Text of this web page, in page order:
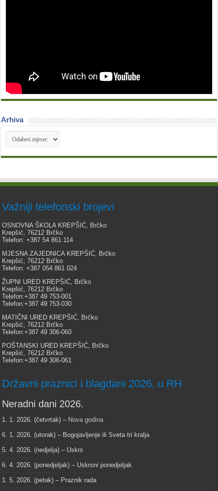
Arhiva
Arhiva
Važniji telefonski brojevi
OSNOVNA ŠKOLA KREPŠIĆ, Brčko
Krepšić, 76212 Brčko
Telefon: +387 54 861 114
MJESNA ZAJEDNICA KREPŠIĆ, Brčko
Krepšić, 76212 Brčko
Telefon: +387 054 861 024
ŽUPNI URED KREPŠIĆ, Brčko
Krepšić, 76212 Brčko
Telefon:+387 49 753-001
Telefon:+387 49 753-030
MATIČNI URED KREPŠIĆ, Brčko
Krepšić, 76212 Brčko
Telefon:+387 49 306-060
POŠTANSKI URED KREPŠIĆ, Brčko
Krepšić, 76212 Brčko
Telefon:+387 49 306-061
Državni praznici i blagdani 2026. u RH
Neradni dani 2026.
1. 1. 2026. (četvrtak) – Nova godina
6. 1. 2026. (utorak) – Bogojavljenje ili Sveta tri kralja
5. 4. 2026. (nedjelja) – Uskrs
6. 4. 2026. (ponedjeljak) – Uskrsni ponedjeljak
1. 5. 2026. (petak) – Praznik rada